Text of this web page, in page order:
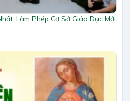
Làm Phép Cơ Sở Giáo Dục Mới